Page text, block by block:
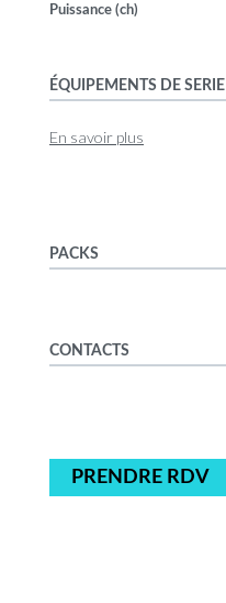
Puissance (ch)
ÉQUIPEMENTS DE SERIE
En savoir plus
PACKS
CONTACTS
PRENDRE RDV